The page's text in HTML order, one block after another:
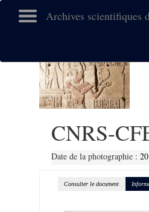
Archives scientifiques
CNRS-
Date de la photographie :
Consulter le document